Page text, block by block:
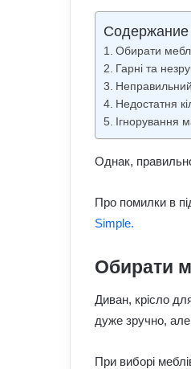
Содержание
Обирати
Гарні та
Неправильний
Недостатня
Ігнорування
Однак,
Про помилки в
Simple.
Обирати
Диван, крісло
дуже зручно,
При виборі